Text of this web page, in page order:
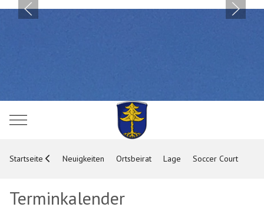
Mobile Menu Toggle
Startseite Neuigkeiten Ortsbeirat Lage Soccer Court
Terminkalender